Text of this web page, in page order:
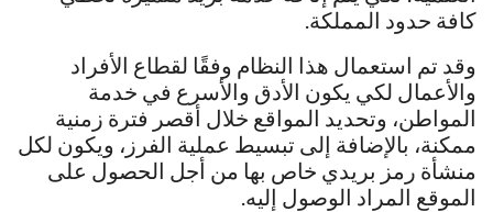
كافة حدود المملكة.
وقد تم استعمال هذا النظام وفقًا لقطاع الأفراد
والأعمال لكي يكون الأدق والأسرع في خدمة
المواطن، وتحديد المواقع خلال أقصر فترة زمنية
ممكنة، بالإضافة إلى تبسيط عملية الفرز، ويكون لكل
منشأة رمز بريدي خاص بها من أجل الحصول على
الموقع المراد الوصول إليه.